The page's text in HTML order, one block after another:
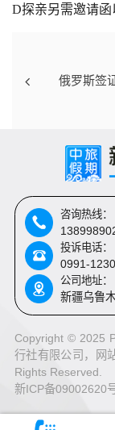
D探亲另需邀请
俄罗斯签
咨询热线：
投诉电话：
0991-
公司地址：
新疆乌鲁
Copyright © 2025
行社有限公司，网
Rights Reserved.
新ICP备09002620